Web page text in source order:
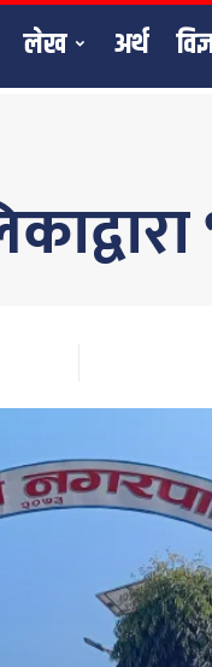
लेख अर्थ